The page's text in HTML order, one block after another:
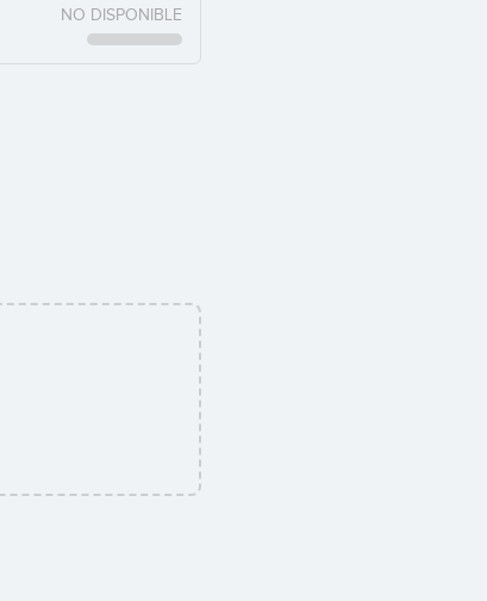
NO DISPONIBLE